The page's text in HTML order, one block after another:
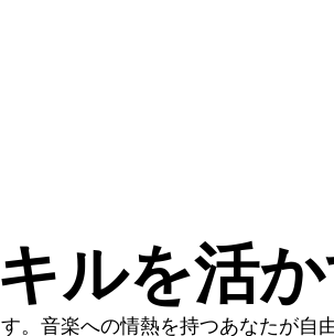
ルを活
。音楽への情熱を持つあなたが自